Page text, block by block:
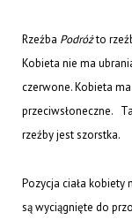
Rzeźba Podróżto
Kobieta nie ma
czerwone. Kobieta
przeciwsłoneczne.
rzeźby jest szorstka.
Pozycja ciała kobiety
są wyciągnięte do